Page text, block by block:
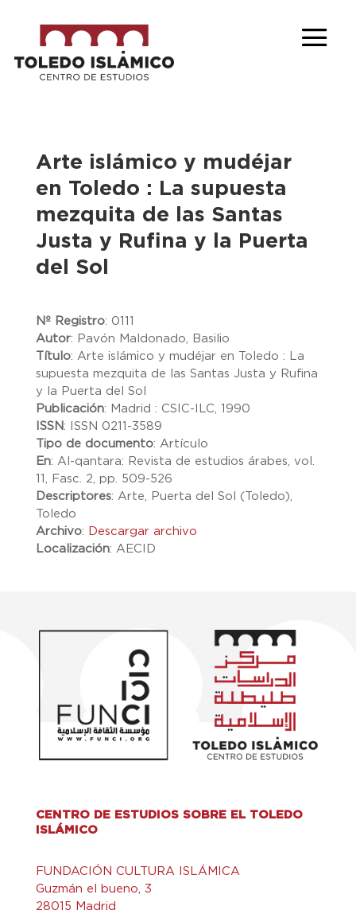
Arte islámico y mudéjar
en Toledo : La supuesta
mezquita de las Santas
Justa y Rufina y la Puerta
del Sol
Nº Registro: 0111
Autor: Pavón Maldonado, Basilio
Título: Arte islámico y mudéjar en Toledo : La
supuesta mezquita de las Santas Justa y Rufina
y la Puerta del Sol
Publicación: Madrid : CSIC-ILC, 1990
ISSN:
ISSN 0211-3589
Tipo de documento: Artículo
En: Al-qantara: Revista de estudios árabes, vol.
11, Fasc. 2, pp. 509-526
Descriptores: Arte, Puerta del Sol (Toledo),
Toledo
Archivo: Descargar archivo
Localización: AECID
CENTRO DE ESTUDIOS SOBRE EL TOLEDO
ISLÁMICO
FUNDACIÓN CULTURA ISLÁMICA
Guzmán el bueno, 3
28015 Madrid